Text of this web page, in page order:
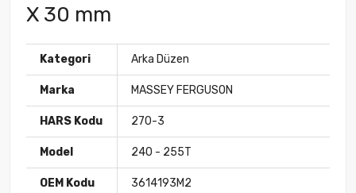
X 30 mm
Kategori Arka Düzen
Marka MASSEY FERGUSON
HARS Kodu 270-3
Model 240 - 255T
OEM Kodu 3614193M2